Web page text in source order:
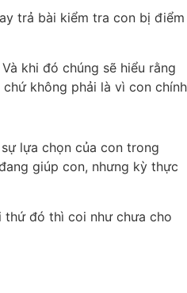
trả bài kiểm tra con bị điểm
khi đó chúng sẽ hiểu rằng
không phải là vì con chính
lựa chọn của con trong
giúp con, nhưng kỳ thực
thứ đó thì coi như chưa cho